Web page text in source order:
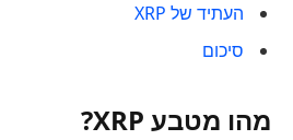
העתיד של XRP
סיכום
מהו מטבע XRP?